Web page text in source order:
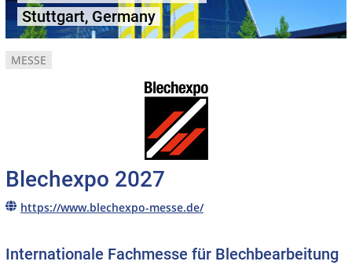
Stuttgart, Germany
MESSE
Blechexpo 2027
https://www.blechexpo-messe.de/
Internationale Fachmesse für Blechbearbeitung